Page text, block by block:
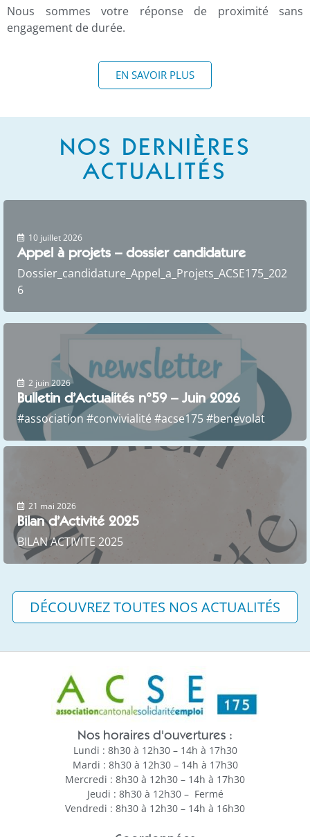
Nous sommes votre réponse de proximité sans
engagement de durée.
EN SAVOIR PLUS
NOS DERNIÈRES
ACTUALITÉS
10 juillet 2026
Appel à projets – dossier candidature
Dossier_candidature_Appel_a_Projets_ACSE175_202
6
2 juin 2026
Bulletin d’Actualités n°59 – Juin 2026
#association #convivialité #acse175 #benevolat
21 mai 2026
Bilan d’Activité 2025
BILAN ACTIVITE 2025
DÉCOUVREZ TOUTES NOS ACTUALITÉS
Nos horaires d'ouvertures :
Lundi : 8h30 à 12h30 – 14h à 17h30
Mardi : 8h30 à 12h30 – 14h à 17h30
Mercredi : 8h30 à 12h30 – 14h à 17h30
Jeudi : 8h30 à 12h30 – Fermé
Vendredi : 8h30 à 12h30 – 14h à 16h30